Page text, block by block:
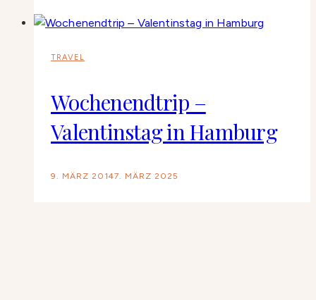
TRAVEL
Wochenendtrip –
Valentinstag in Hamburg
9. MÄRZ 20147. MÄRZ 2025